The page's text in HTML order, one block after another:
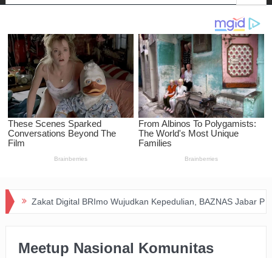
Digital BRImo Wujudkan Kepedulian, BAZNAS Jabar Pastikan
Meetup Nasional Komunitas